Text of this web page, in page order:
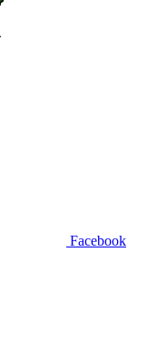
Facebook